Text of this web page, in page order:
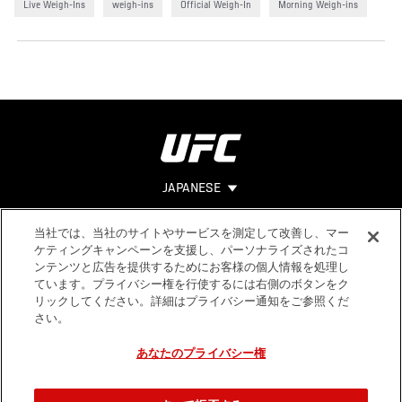
Live Weigh-Ins weigh-ins Official Weigh-In Morning Weigh-ins
JAPANESE
Footer ヘルプ
法的事項
利用規約
個人情報保
当社では、当社のサイトやサービスを測定して改善し、マー
ケティングキャンペーンを支援し、パーソナライズされたコ
ンテンツと広告を提供するためにお客様の個人情報を処理し
ています。プライバシー権を行使するには右側のボタンをク
リックしてください。詳細はプライバシー通知をご参照くだ
さい。
あなたのプライバシー権